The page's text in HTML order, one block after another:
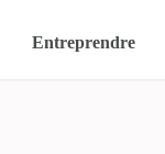
Entreprendre